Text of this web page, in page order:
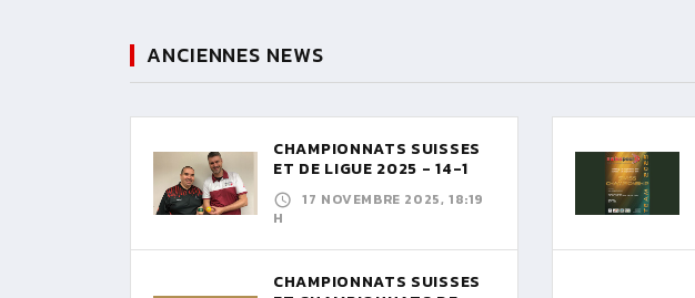
ANCIENNES NEWS
CHAMPIONNATS SUISSES
ET DE LIGUE 2025 - 14-1
17 NOVEMBRE 2025, 18:19
H
CHAMPIONNATS SUISSES